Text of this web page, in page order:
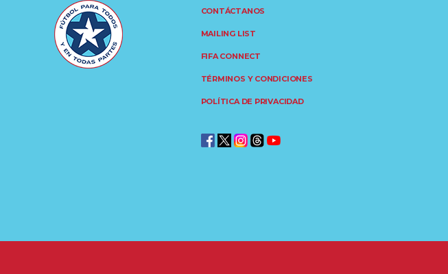
CONTÁCTANOS
MAILING LIST
FIFA CONNECT
TÉRMINOS Y CONDICIONES
POLÍTICA DE PRIVACIDAD